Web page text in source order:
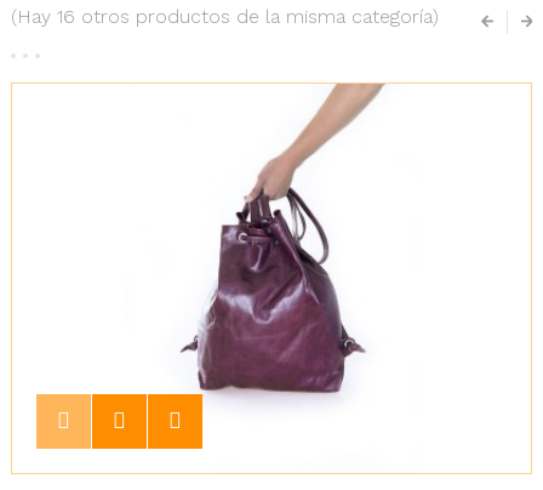
(Hay 16 otros productos de la misma categoría)